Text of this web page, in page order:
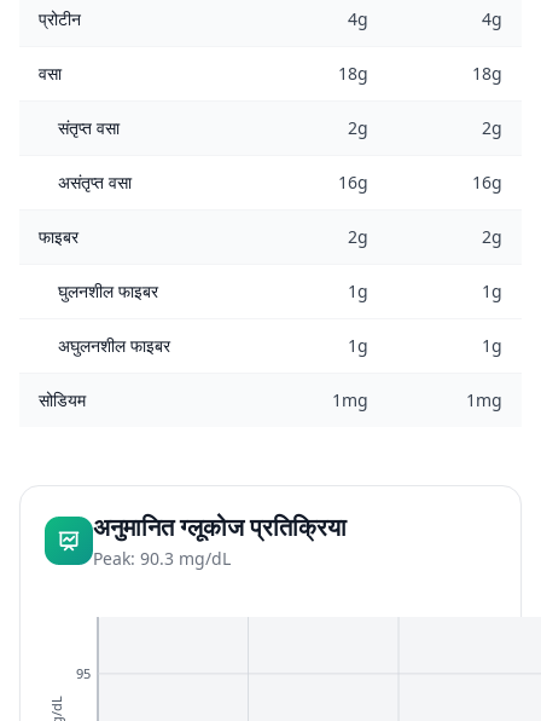
प्रोटीन 4g 4g
वसा 18g 18g
संतृप्त वसा 2g 2g
असंतृप्त वसा 16g 16g
फाइबर 2g 2g
घुलनशील फाइबर 1g 1g
अघुलनशील फाइबर 1g 1g
सोडियम 1mg 1mg
अनुमानित ग्लूकोज प्रतिक्रिया
Peak: 90.3 mg/dL
95